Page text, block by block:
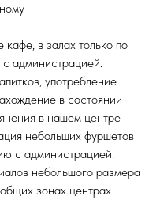
в залах только по
с администрацией.
употребление
в состоянии
в нашем центре
небольших фуршетов
с администрацией.
небольшого размера
зонах центрах